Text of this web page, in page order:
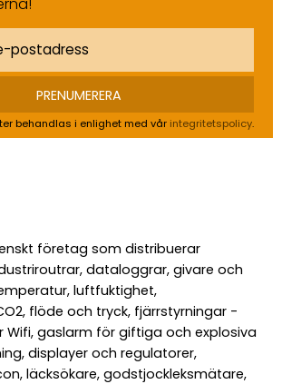
PRENUMERERA
behandlas i enlighet med vår integritetspolicy.
företag som distribuerar
dataloggrar, givare och
luftfuktighet,
flöde och tryck, fjärrstyrningar -
Wifi, gaslarm för giftiga och explosiva
displayer och regulatorer,
läcksökare, godstjockleksmätare,